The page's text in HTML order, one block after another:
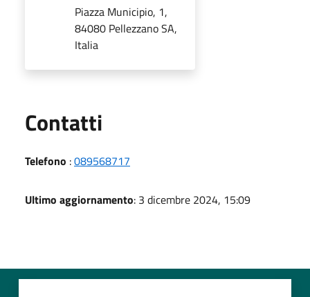
Piazza Municipio, 1,
84080 Pellezzano SA,
Italia
Contatti
Telefono :089568717
Ultimo aggiornamento: 3 dicembre 2024, 15:09